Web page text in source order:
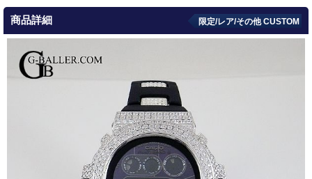
商品詳細 限定/レア/その他 CUSTOM